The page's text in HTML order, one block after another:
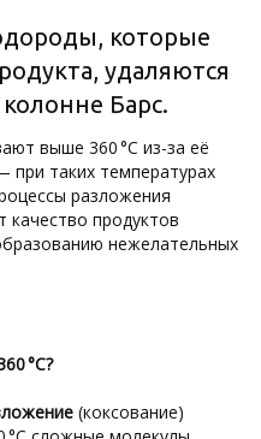
которые
удаляются
Барс.
выше 360 °C из-за её
при таких температурах
разложения
продуктов
нежелательных
°C?
(коксование)